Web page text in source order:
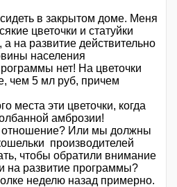
в закрытом доме. Меня
цветочки и статуйки
на развитие действительно
населения
нет! На цветочки
чем 5 мл руб, причем
места эти цветочки, когда
амброзии!
отношение? Или мы должны
производителей
чтобы обратили внимание
на развитие программы?
неделю назад примерно.